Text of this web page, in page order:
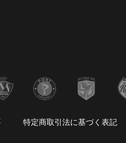
特定商取引法に基づく表記